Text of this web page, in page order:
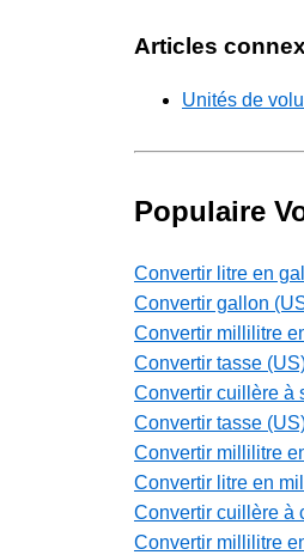
Articles
Unités de
Populaire
Convertir litre en
Convertir gallon
Convertir millilitre
Convertir tasse
Convertir cuillère à
Convertir tasse
Convertir millilitre
Convertir litre en
Convertir cuillère à
Convertir millilitre